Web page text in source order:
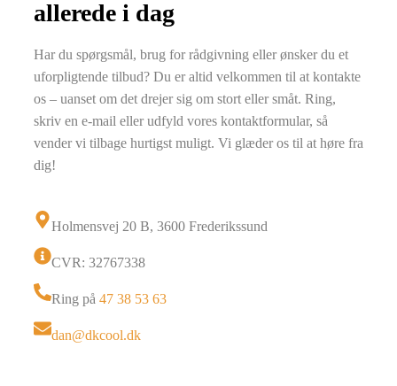
allerede i dag
Har du spørgsmål, brug for rådgivning eller ønsker du et
uforpligtende tilbud? Du er altid velkommen til at kontakte
os – uanset om det drejer sig om stort eller småt. Ring,
skriv en e-mail eller udfyld vores kontaktformular, så
vender vi tilbage hurtigst muligt. Vi glæder os til at høre fra
dig!
Holmensvej 20 B, 3600 Frederikssund
CVR: 32767338
Ring på 47 38 53 63
dan@dkcool.dk